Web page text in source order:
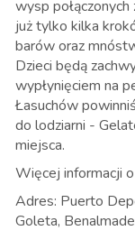
wysp
już tylko kilka
barów oraz
Dzieci będą
wypłynięciem na
Łasuchów
do lodziarni -
miejsca.
Więcej informacji
Adres: Puerto
Goleta,